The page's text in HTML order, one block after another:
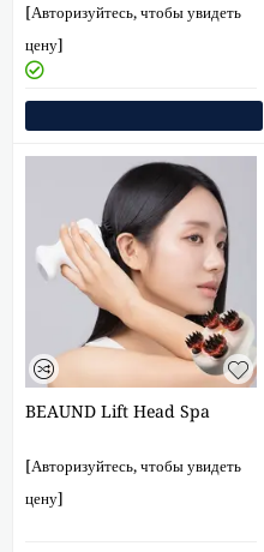
[Авторизуйтесь, чтобы увидеть
цену]
BEAUND Lift Head Spa
[Авторизуйтесь, чтобы увидеть
цену]